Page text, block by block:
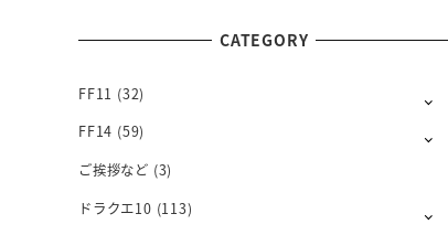
H
Y
CATEGORY
FF11 (32)
FF14 (59)
ご挨拶など (3)
ドラクエ10 (113)